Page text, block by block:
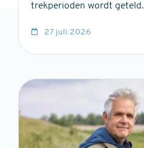
trekperioden wordt geteld.
27 juli 2026